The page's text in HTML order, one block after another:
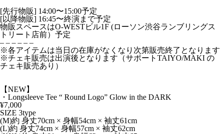
[先行物販] 14:00〜15:00予定
[以降物販] 16:45〜終演まで予定
物販スペースはO-WESTビル1F (ローソン渋谷ランブリングス
トリート店前）予定
– – – – – –
※各アイテムは当日の在庫がなくなり次第販売終了となります
※チェキ販売は出演後となります（サポートTAIYO/MAKI の
チェキ販売あり）
【NEW】
・Longsleeve Tee “ Round Logo” Glow in the DARK
¥7,000
SIZE 3type
(M)約 身丈70cm × 身幅54cm × 袖丈61cm
(L)約 身丈74cm × 身幅57cm × 袖丈62cm